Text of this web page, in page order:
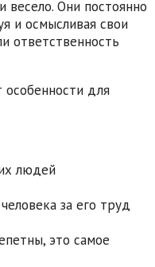
весело. Они постоянно
и осмысливая свои
ответственность
особенности для
людей
за его труд
это самое